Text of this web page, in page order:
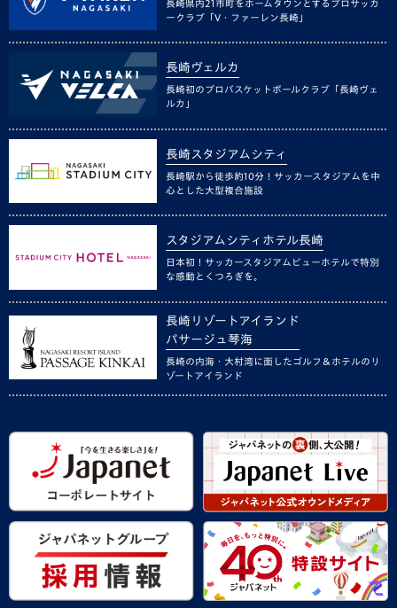
長崎県内21市町をホームタウンとするプロサッカ
ークラブ「V・ファーレン長崎」
長崎ヴェルカ
長崎初のプロバスケットボールクラブ「長崎ヴェ
ルカ」
長崎スタジアムシティ
長崎駅から徒歩約10分！サッカースタジアムを中
心とした大型複合施設
スタジアムシティホテル長崎
日本初！サッカースタジアムビューホテルで特別
な感動とくつろぎを。
長崎リゾートアイランド
パサージュ琴海
長崎の内海・大村湾に面したゴルフ＆ホテルのリ
ゾートアイランド